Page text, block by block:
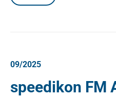
09/2025
speedikon FM